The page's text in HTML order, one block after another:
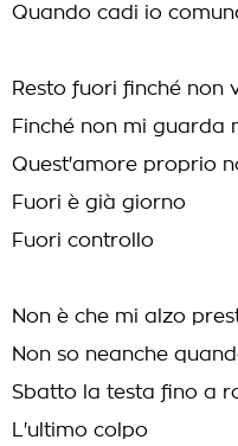
Quando cadi io
Resto fuori finché non
Finché non mi guarda
Quest'amore proprio
Fuori è già giorno
Fuori controllo
Non è che mi alzo
Non so neanche
Sbatto la testa fino a
L'ultimo colpo